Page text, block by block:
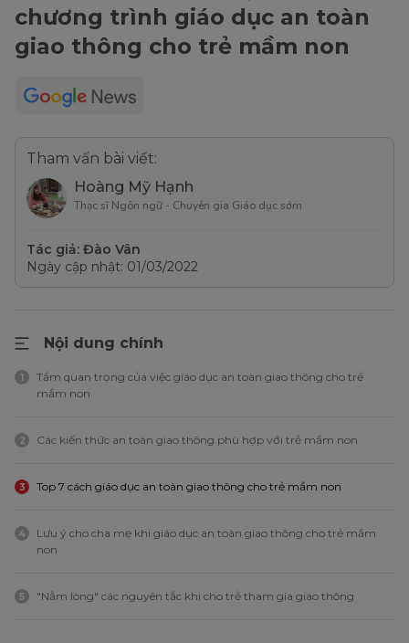
chương trình giáo dục an toàn
giao thông cho trẻ mầm non
Tham vấn bài viết:
Hoàng Mỹ Hạnh
Thạc sĩ Ngôn ngữ - Chuyên gia Giáo dục sớm
Tác giả: Đào Vân
Ngày cập nhật: 01/03/2022
Nội dung chính
1
Tầm quan trọng của việc giáo dục an toàn giao thông cho trẻ
mầm non
2 Các kiến thức an toàn giao thông phù hợp với trẻ mầm non
3 Top 7 cách giáo dục an toàn giao thông cho trẻ mầm non
4
Lưu ý cho cha mẹ khi giáo dục an toàn giao thông cho trẻ mầm
non
5 "Nằm lòng" các nguyên tắc khi cho trẻ tham gia giao thông